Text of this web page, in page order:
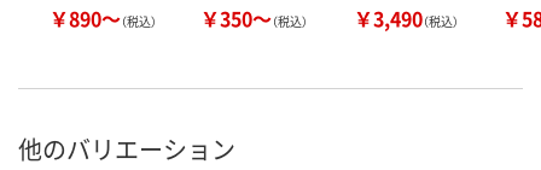
￥890～（税込） ￥350～（税込） ￥3,490（税込） ￥
他のバリエーション